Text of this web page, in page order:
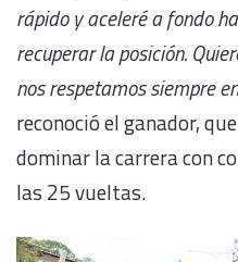
rápido y aceleré a fondo
recuperar la posición.
nos respetamos siempre
reconoció el ganador,
dominar la carrera con
las 25 vueltas.